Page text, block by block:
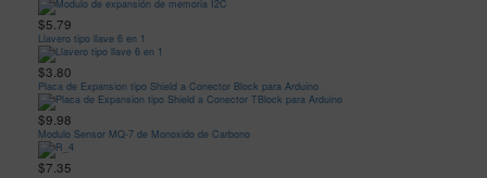
$5.79
Llavero tipo llave 6 en 1
$3.80
Placa de Expansion tipo Shield a Conector Block para Arduino
$9.98
Modulo Sensor MQ-7 de Monoxido de Carbono
$7.35